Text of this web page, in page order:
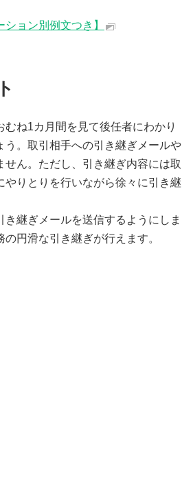
ョン別例文つき】
ね1カ月間を見て後任者にわかり
。取引相手への引き継ぎメールや
ん。ただし、引き継ぎ内容には取
りとりを行いながら徐々に引き継
継ぎメールを送信するようにしま
円滑な引き継ぎが行えます。